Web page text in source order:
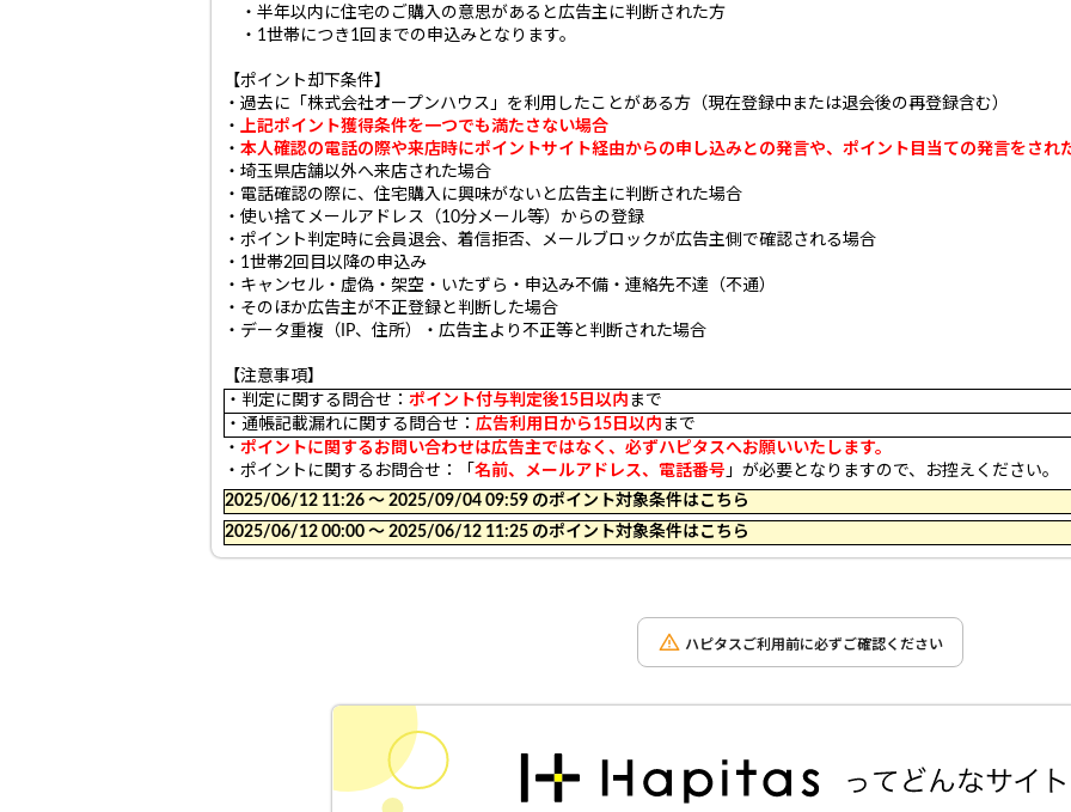
・半年以内に住宅のご購入の意思があると広告主に判断された方
・1世帯につき1回までの申込みとなります。
【ポイント却下条件】
・過去に「株式会社オープンハウス」を利用したことがある方（現在登録中または退会後の再登録含む）
・ 上記ポイント獲得条件を一つでも満たさない場合
・ 本人確認の電話の際や来店時にポイントサイト経由からの申し込みとの発言や、 ポイント目当ての発言をされ
・埼玉県店舗以外へ来店された場合
・電話確認の際に、住宅購入に興味がないと広告主に判断された場合
・使い捨てメールアドレス（10分メール等）からの登録
・ポイント判定時に会員退会、着信拒否、メールブロックが広告主側で確認される場合
・1世帯2回目以降の申込み
・キャンセル・虚偽・架空・いたずら・申込み不備・連絡先不達（不通）
・そのほか広告主が不正登録と判断した場合
・データ重複（IP、住所）・広告主より不正等と判断された場合
【注意事項】
・判定に関する問合せ： ポイント付与判定後15日以内 まで
・通帳記載漏れに関する問合せ： 広告利用日から15日以内 まで
・ ポイントに関するお問い合わせは広告主ではなく、必ずハピタスへお願いいたします。
・ポイントに関するお問合せ：「 名前、メールアドレス、電話番号 」が必要となりますので、お控えください。
2025/06/12 11:26 〜 2025/09/04 09:59 のポイント対象条件はこちら
2025/06/12 00:00 〜 2025/06/12 11:25 のポイント対象条件はこちら
ハピタスご利用前に必ずご確認ください